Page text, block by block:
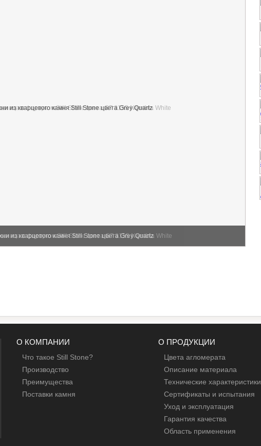
из кварцевого камня Still Stone цвета Grey Quartz
с фартуком Still Stone цвета GT 8155 Namibia White
О КОМПАНИИ
Что такое Still Stone?
Производство
Преимущества
Поставки камня
О ПРОДУКЦИИ
Цвета агломерата
Описание материала
Технические характеристики
Сертификаты и испытания
Уход и эксплуатация
Гарантия качества
Область применения